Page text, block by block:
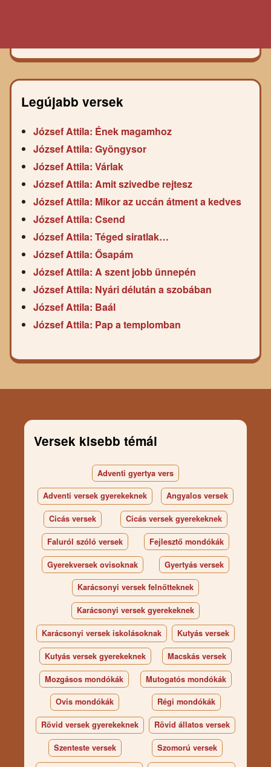
Legújabb versek
József Attila: Ének magamhoz
József Attila: Gyöngysor
József Attila: Várlak
József Attila: Amit szivedbe rejtesz
József Attila: Mikor az uccán átment a kedves
József Attila: Csend
József Attila: Téged siratlak…
József Attila: Ősapám
József Attila: A szent jobb ünnepén
József Attila: Nyári délután a szobában
József Attila: Baál
József Attila: Pap a templomban
Versek kisebb témái
Adventi gyertya vers
Adventi versek gyerekeknek Angyalos versek
Cicás versek Cicás versek gyerekeknek
Faluról szóló versek Fejlesztő mondókák
Gyerekversek ovisoknak Gyertyás versek
Karácsonyi versek felnőtteknek
Karácsonyi versek gyerekeknek
Karácsonyi versek iskolásoknak Kutyás versek
Kutyás versek gyerekeknek Macskás versek
Mozgásos mondókák Mutogatós mondókák
Ovis mondókák Régi mondókák
Rövid versek gyerekeknek Rövid állatos versek
Szenteste versek Szomorú versek